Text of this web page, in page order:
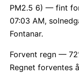
PM2.5 6) — fint
07:03 AM,
Fontanar.
Forvent regn —
Regnet forventes